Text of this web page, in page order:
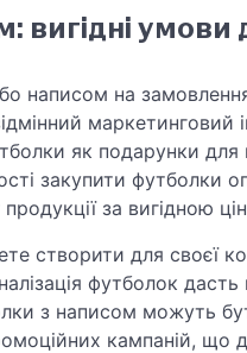
умови
написом на
маркетинговий
як подарунки для
закупити футболки
за вигідною
створити для своєї
футболок дасть
з написом можуть
кампаній, що